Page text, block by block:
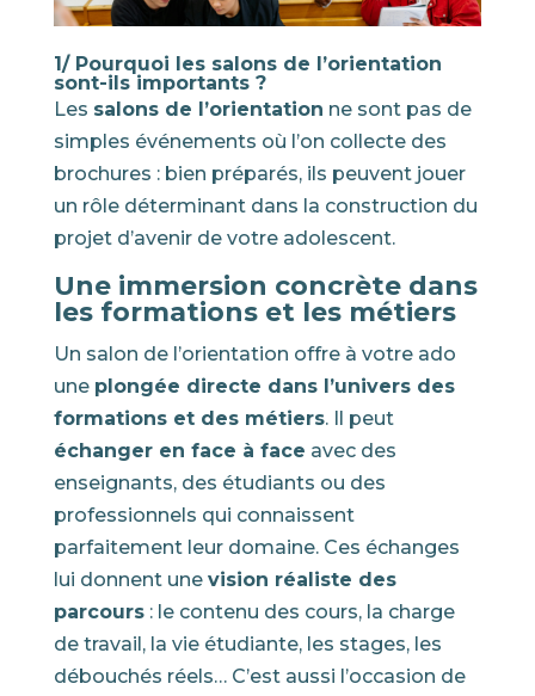
1/ Pourquoi les salons de l’orientation
sont-ils importants ?
Les salons de l’orientation ne sont pas de
simples événements où l’on collecte des
brochures : bien préparés, ils peuvent jouer
un rôle déterminant dans la construction du
projet d’avenir de votre adolescent.
Une immersion concrète dans
les formations et les métiers
Un salon de l’orientation offre à votre ado
une plongée directe dans l’univers des
formations et des métiers. Il peut
échanger en face à face avec des
enseignants, des étudiants ou des
professionnels qui connaissent
parfaitement leur domaine. Ces échanges
lui donnent une vision réaliste des
parcours: le contenu des cours, la charge
de travail, la vie étudiante, les stages, les
débouchés réels… C’est aussi l’occasion de